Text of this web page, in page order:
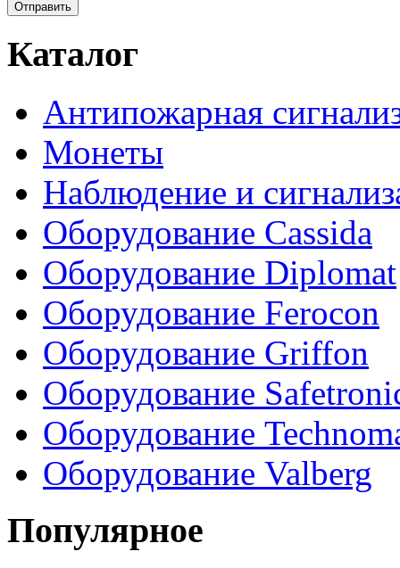
Каталог
Антипожарная
Монеты
Наблюдение и
Оборудование Cassida
Оборудование Diplomat
Оборудование Ferocon
Оборудование Griffon
Оборудование
Оборудование
Оборудование Valberg
Популярное